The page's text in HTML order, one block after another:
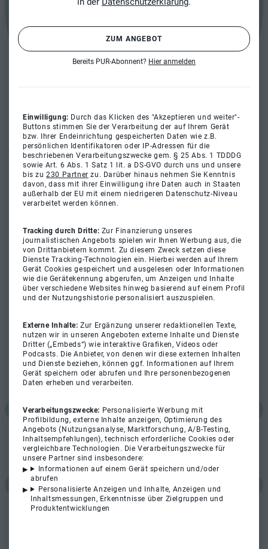
ZUM ANGEBOT
Bereits PUR-Abonnent? Hier anmelden
Einwilligung: Durch das Klicken des "Akzeptieren und weiter"-
Buttons stimmen Sie der Verarbeitung der auf Ihrem Gerät
bzw. Ihrer Endeinrichtung gespeicherten Daten wie z.B.
persönlichen Identifikatoren oder IP-Adressen für die
beschriebenen Verarbeitungszwecke gem. § 25 Abs. 1 TDDDG
sowie Art. 6 Abs. 1 Satz 1 lit. a DS-GVO durch uns und unsere
bis zu230 Partner zu. Darüber hinaus nehmen Sie Kenntnis
davon, dass mit ihrer Einwilligung ihre Daten auch in Staaten
außerhalb der EU mit einem niedrigeren Datenschutz-Niveau
verarbeitet werden können.
Tracking durch Dritte: Zur Finanzierung unseres
journalistischen Angebots spielen wir Ihnen Werbung aus, die
von Drittanbietern kommt. Zu diesem Zweck setzen diese
Dienste Tracking-Technologien ein. Hierbei werden auf Ihrem
Gerät Cookies gespeichert und ausgelesen oder Informationen
wie die Gerätekennung abgerufen, um Anzeigen und Inhalte
über verschiedene Websites hinweg basierend auf einem Profil
und der Nutzungshistorie personalisiert auszuspielen.
Externe Inhalte:Zur Ergänzung unserer redaktionellen Texte,
nutzen wir in unseren Angeboten externe Inhalte und Dienste
Dritter („Embeds“) wie interaktive Grafiken, Videos oder
Podcasts. Die Anbieter, von denen wir diese externen Inhalten
und Dienste beziehen, können ggf. Informationen auf Ihrem
Gerät speichern oder abrufen und Ihre personenbezogenen
Daten erheben und verarbeiten.
Verarbeitungszwecke: Personalisierte Werbung mit
Profilbildung, externe Inhalte anzeigen, Optimierung des
Angebots (Nutzungsanalyse, Marktforschung, A/B-Testing,
Inhaltsempfehlungen), technisch erforderliche Cookies oder
vergleichbare Technologien. Die Verarbeitungszwecke für
unsere Partner sind insbesondere:
Informationen auf einem Gerät speichern und/oder
abrufen
Personalisierte Anzeigen und Inhalte, Anzeigen und
Inhaltsmessungen, Erkenntnisse über Zielgruppen und
Produktentwicklungen